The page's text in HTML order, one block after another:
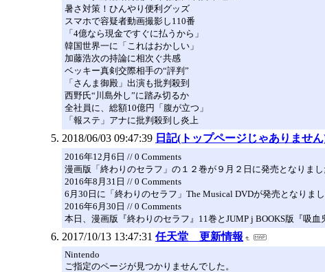
暑さ対策！ひんやり便利グッズ
スマホで容疑者動画撮影し110番
「4億なら現金ですぐに払うから」
韓国世界一に「これはおかしい」
加藤浩次の持論に相次ぐ共感
ベッキー真剣交際相手の“評判”
「さんま御殿」出演も批判殺到
西野氏“川島外し”に踏み切るか
全社員に、総額10億円「腹が立つ」
「報ステ」アナに批判殺到し炎上
2018/06/03 09:47:39 日記(トップページじゃありませ
2016年12月6日 // 0 Comments
漫画版「終わりのセラフ」の１２巻が９月２日に発売となりまし
2016年8月31日 // 0 Comments
6月30日に「終わりのセラフ」The Musical DVDが発売となりまし
2016年6月30日 // 0 Comments
本日、漫画版『終わりのセラフ』11巻とJUMP j BOOKS版『吸
2017/10/13 13:47:31 任天堂 更新情報
Nintendo
ご指定のページが見つかりませんでした。